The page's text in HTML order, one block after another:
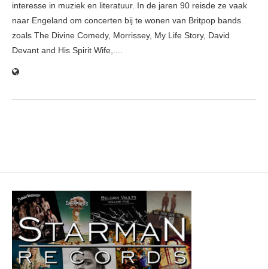
interesse in muziek en literatuur. In de jaren 90 reisde ze vaak
naar Engeland om concerten bij te wonen van Britpop bands
zoals The Divine Comedy, Morrissey, My Life Story, David
Devant and His Spirit Wife,....